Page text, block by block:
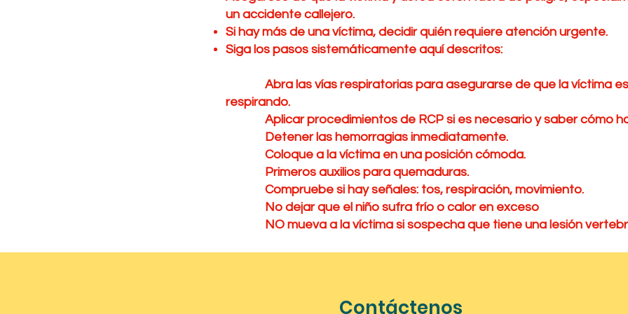
un accidente callejero.
Si hay más de una víctima, decidir quién requiere atención urgente.
Siga los pasos sistemáticamente aquí descritos:
Abra las vías respiratorias para asegurarse de que la víctima
respirando.
Aplicar procedimientos de RCP si es necesario y saber cómo
Detener las hemorragias inmediatamente.
Coloque a la víctima en una posición cómoda.
Primeros auxilios para quemaduras.
Compruebe si hay señales: tos, respiración, movimiento.
No dejar que el niño sufra frío o calor en exceso
NO mueva a la víctima si sospecha que tiene una lesión
Contáctenos